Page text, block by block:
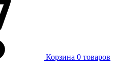
Корзина 0 товаров